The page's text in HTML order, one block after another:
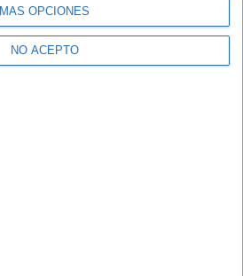
MÁS OPCIONES
NO ACEPTO